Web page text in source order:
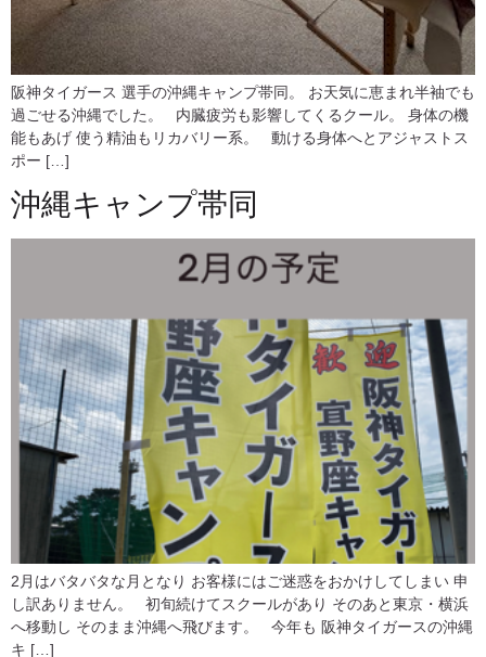
阪神タイガース 選手の沖縄キャンプ帯同。 お天気に恵まれ半袖でも
過ごせる沖縄でした。 内臓疲労も影響してくるクール。 身体の機
能もあげ 使う精油もリカバリー系。 動ける身体へとアジャストス
ポー […]
沖縄キャンプ帯同
2月はバタバタな月となり お客様にはご迷惑をおかけしてしまい 申
し訳ありません。 初旬続けてスクールがあり そのあと東京・横浜
へ移動し そのまま沖縄へ飛びます。 今年も 阪神タイガースの沖縄
キ […]